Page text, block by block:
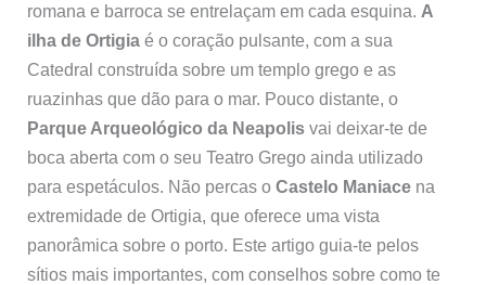
romana e barroca se entrelaçam em cada esquina. A
ilha de Ortigiaé o coração pulsante, com a sua
Catedral construída sobre um templo grego e as
ruazinhas que dão para o mar. Pouco distante, o
Parque Arqueológico da Neapolisvai deixar-te de
boca aberta com o seu Teatro Grego ainda utilizado
para espetáculos. Não percas o Castelo Maniacena
extremidade de Ortigia, que oferece uma vista
panorâmica sobre o porto. Este artigo guia-te pelos
sítios mais importantes, com conselhos sobre como te